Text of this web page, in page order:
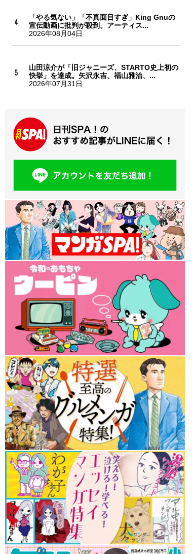
「やる気ない」「不真面目すぎ」King Gnuの
宣伝動画に批判が殺到。アーティス...
2026年08月04日
山田涼介が「旧ジャニーズ、STARTO史上初の
快挙」を達成。矢沢永吉、福山雅治、...
2026年07月31日